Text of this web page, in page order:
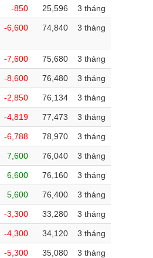
-850 25,596 3 tháng
-6,600 74,840 3 tháng
-7,600 75,680 3 tháng
-8,600 76,480 3 tháng
-2,850 76,134 3 tháng
-4,819 77,473 3 tháng
-6,788 78,970 3 tháng
7,600 76,040 3 tháng
6,600 76,160 3 tháng
5,600 76,400 3 tháng
-3,300 33,280 3 tháng
-4,300 34,120 3 tháng
-5,300 35,080 3 tháng